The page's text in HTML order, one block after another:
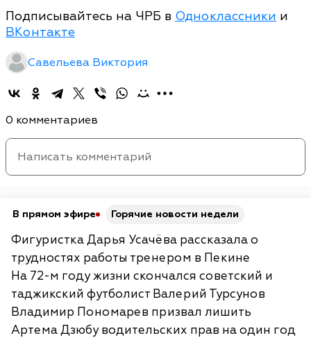
Подписывайтесь на ЧРБ в Одноклассники и
ВКонтакте
Савельева Виктория
0 комментариев
В прямом эфире Горячие новости недели
Фигуристка Дарья Усачёва рассказала о
трудностях работы тренером в Пекине
На 72-м году жизни скончался советский и
таджикский футболист Валерий Турсунов
Владимир Пономарев призвал лишить
Артема Дзюбу водительских прав на один год